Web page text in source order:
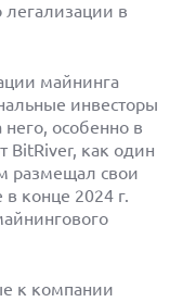
в
майнинга
инвесторы
особенно в
BitRiver, как один
размещал свои
конце 2024 г.
к компании